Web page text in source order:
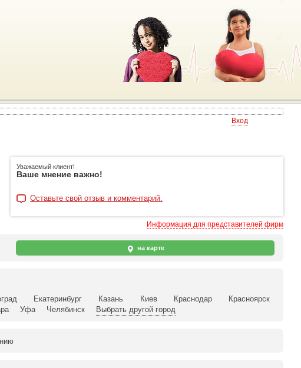
Вход
Уважаемый клиент!
Ваше мнение важно!
Оставьте свой отзыв и комментарий.
Информация для представителей фирм
на карте
Екатеринбург Казань Киев Краснодар
Красноярск
Уфа Челябинск Выбрать другой город